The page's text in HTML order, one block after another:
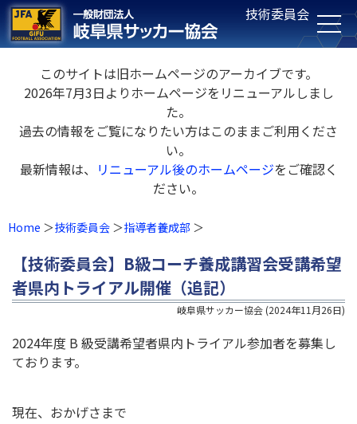
技術委員会
このサイトは旧ホームページのアーカイブです。
2026年7月3日よりホームページをリニューアルしまし
た。
過去の情報をご覧になりたい方はこのままご利用くださ
い。
最新情報は、 リニューアル後のホームページをご確認く
ださい。
Home 技術委員会 指導者養成部
【技術委員会】B級コーチ養成講習会受講希望
者県内トライアル開催（追記）
岐阜県サッカー協会 (2024年11月26日)
2024年度 B 級受講希望者県内トライアル参加者を募集し
ております。
現在、おかげさまで